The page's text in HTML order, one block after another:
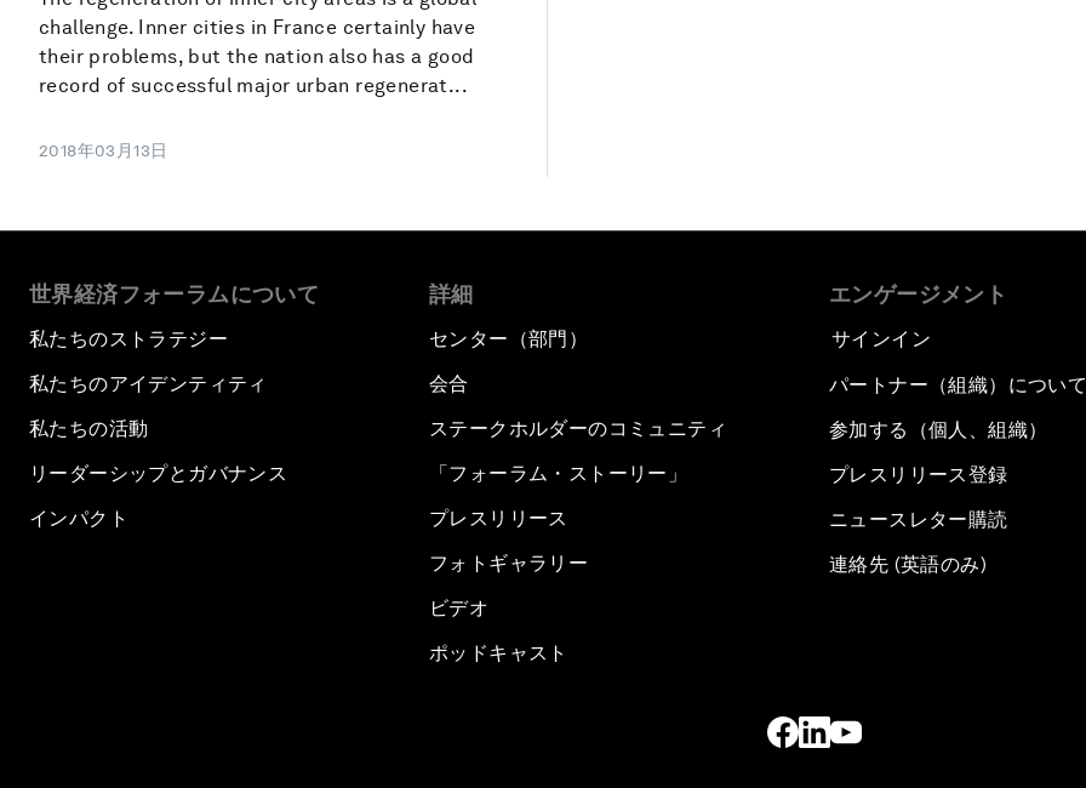
challenge. Inner cities in France certainly have
their problems, but the nation also has a good
record of successful major urban regenerat...
2018年03月13日
世界経済フォーラムについて
私たちのストラテジー
私たちのアイデンティティ
私たちの活動
リーダーシップとガバナンス
インパクト
詳細
センター（部門）
会合
ステークホルダーのコミュニティ
「フォーラム・ストーリー」
プレスリリース
フォトギャラリー
ビデオ
ポッドキャスト
エンゲージメント
サインイン
パートナー（組織）について
参加する（個人、組織）
プレスリリース登録
ニュースレター購読
連絡先 (英語のみ)